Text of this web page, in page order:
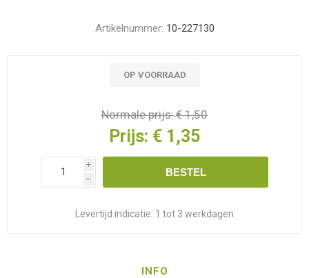
Artikelnummer: 10-227130
OP VOORRAAD
Normale prijs:€ 1,50
Prijs: € 1,35
i
h
BESTEL
Levertijd indicatie: 1 tot 3 werkdagen
INFO